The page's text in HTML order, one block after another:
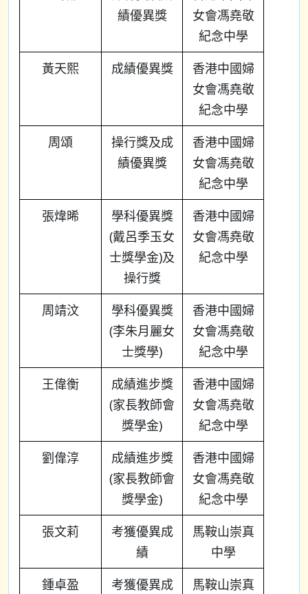
績優異獎
女會馮堯敬
紀念中學
黃天熙
成績優異獎
香港中國婦
女會馮堯敬
紀念中學
周頌
操行獎及成
績優異獎
香港中國婦
女會馮堯敬
紀念中學
張煒晞
學科優異獎
(戴呂季玉女
士獎學金)及
操行獎
香港中國婦
女會馮堯敬
紀念中學
周靖汶
學科優異獎
(李朱月麗女
士獎學)
香港中國婦
女會馮堯敬
紀念中學
王偉衡
成績進步獎
(家長教師會
獎學金)
香港中國婦
女會馮堯敬
紀念中學
劉偉淳
成績進步獎
(家長教師會
獎學金)
香港中國婦
女會馮堯敬
紀念中學
張文莉
考獲優異成
績
馬鞍山崇真
中學
鍾卓盈
考獲優異成
馬鞍山崇真